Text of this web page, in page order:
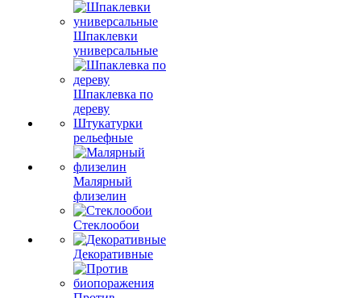
Шпаклевки
универсальные
Шпаклевка по
дереву
Штукатурки
рельефные
Малярный
флизелин
Стеклообои
Декоративные